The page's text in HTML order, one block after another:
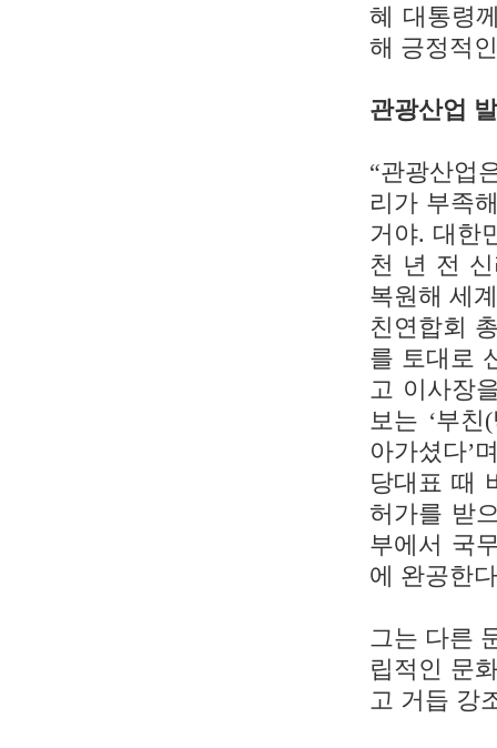
혜 대통령
해 긍정적
관광산업
“관광산업
리가 부족
거야. 대한
천 년 전
복원해 세
친연합회
를 토대로
고 이사장
보는 ‘부
아가셨다’
당대표 때
허가를 받
부에서 국
에 완공한
그는 다른
립적인 문
고 거듭 강